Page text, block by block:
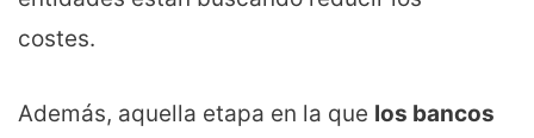
costes.
Además, aquella etapa en la que los bancos